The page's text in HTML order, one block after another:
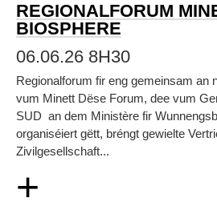
REGIONALFORUM
BIOSPHERE
06.06.26 8H30
Regionalforum fir eng gemeinsam an
vum Minett Dëse Forum, dee vum
SUD an dem Ministère fir
organiséiert gëtt, bréngt gewielte
Zivilgesellschaft...
+